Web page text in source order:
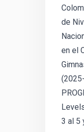
de
en el
3 al 5